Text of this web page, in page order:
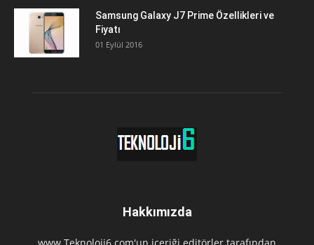
Samsung Galaxy J7 Prime Özellikleri ve
Fiyatı
01 Eylül 2016
Hakkımızda